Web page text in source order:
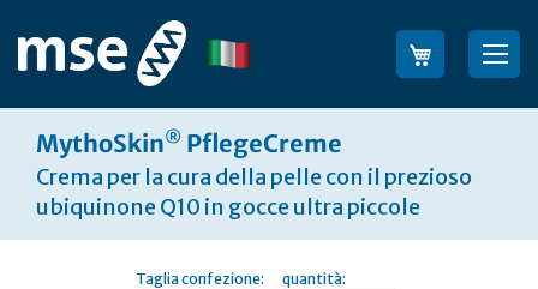
contenuto
Lingua
MythoSkin® PflegeCreme
Crema per la cura della pelle con il prezioso
ubiquinone Q10 in gocce ultra piccole
Taglia confezione: quantità: